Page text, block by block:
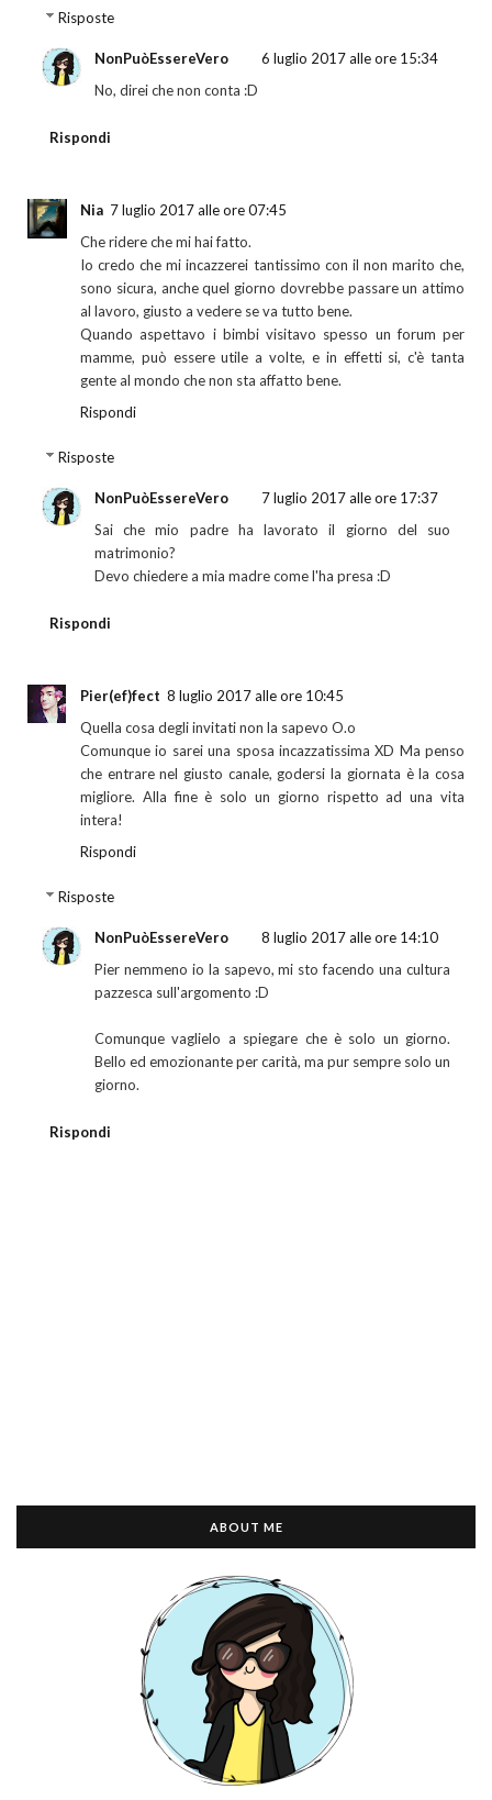
Risposte
NonPuòEssereVero
6 luglio 2017 alle ore 15:34
No, direi che non conta :D
Rispondi
Nia 7 luglio 2017 alle ore 07:45
Che ridere che mi hai fatto.
Io credo che mi incazzerei tantissimo con il non marito che,
sono sicura, anche quel giorno dovrebbe passare un attimo
al lavoro, giusto a vedere se va tutto bene.
Quando aspettavo i bimbi visitavo spesso un forum per
mamme, può essere utile a volte, e in effetti si, c'è tanta
gente al mondo che non sta affatto bene.
Rispondi
Risposte
NonPuòEssereVero
7 luglio 2017 alle ore 17:37
Sai che mio padre ha lavorato il giorno del suo
matrimonio?
Devo chiedere a mia madre come l'ha presa :D
Rispondi
Pier(ef)fect 8 luglio 2017 alle ore 10:45
Quella cosa degli invitati non la sapevo O.o
Comunque io sarei una sposa incazzatissima XD Ma penso
che entrare nel giusto canale, godersi la giornata è la cosa
migliore. Alla fine è solo un giorno rispetto ad una vita
intera!
Rispondi
Risposte
NonPuòEssereVero
8 luglio 2017 alle ore 14:10
Pier nemmeno io la sapevo, mi sto facendo una cultura
pazzesca sull'argomento :D
Comunque vaglielo a spiegare che è solo un giorno.
Bello ed emozionante per carità, ma pur sempre solo un
giorno.
Rispondi
ABOUT ME